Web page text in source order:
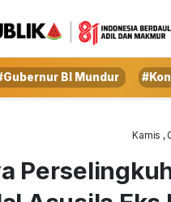
BI Mundur
Kamis ,